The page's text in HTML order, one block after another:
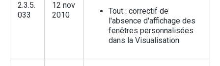
2.3.5.
033
12 nov
2010
Tout : correctif de
l'absence d'affichage des
fenêtres personnalisées
dans la Visualisation